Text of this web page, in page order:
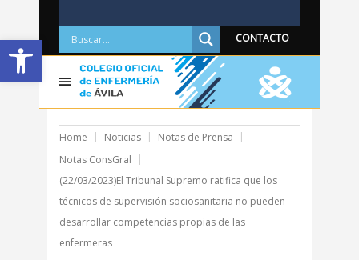
Abrir barra de herramientas CONTACTO
Home Noticias
Notas de Prensa
Notas ConsGral
(22/03/2023)El Tribunal Supremo ratifica que los
técnicos de supervisión sociosanitaria no pueden
desarrollar competencias propias de las
enfermeras